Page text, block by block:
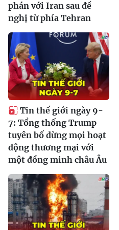
phán với Iran sau đề
nghị từ phía Tehran
Tin thế giới ngày 9-
7: Tổng thống Trump
tuyên bố dừng mọi hoạt
động thương mại với
một đồng minh châu Âu